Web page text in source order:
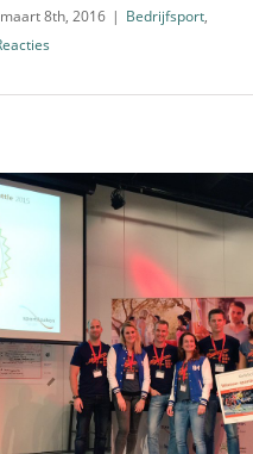
maart 8th, 2016 | Bedrijfsport,